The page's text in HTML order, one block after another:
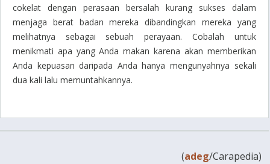
cokelat dengan perasaan bersalah kurang sukses dalam
menjaga berat badan mereka dibandingkan mereka yang
melihatnya sebagai sebuah perayaan. Cobalah untuk
menikmati apa yang Anda makan karena akan memberikan
Anda kepuasan daripada Anda hanya mengunyahnya sekali
dua kali lalu memuntahkannya.
(adeg/Carapedia)